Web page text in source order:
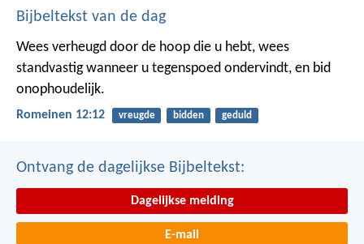
Bijbeltekst van de dag
Wees verheugd door de hoop die u hebt, wees
standvastig wanneer u tegenspoed ondervindt, en bid
onophoudelijk.
Romeinen 12:12 vreugde bidden geduld
Ontvang de dagelijkse Bijbeltekst:
Dagelijkse melding
E-mail